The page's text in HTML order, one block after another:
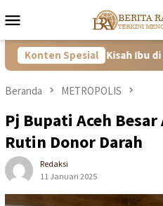
ke
Mobile
Konten Spesial
Tangguh! Kisah Ibu di Huntara
Beranda METROPOLIS
Pj Bupati Aceh
Rutin Donor Darah
Redaksi
11 Januari 2025